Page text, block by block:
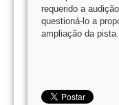
requerido a
questioná-lo a
ampliação da pista.